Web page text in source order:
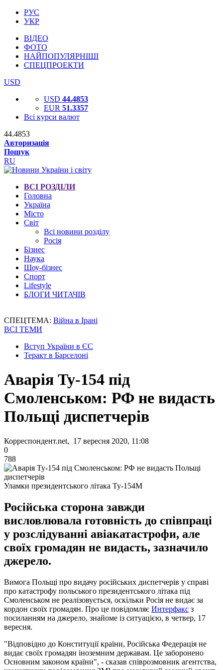
РУС
УКР
ВІДЕО
ФОТО
НАЙПОПУЛЯРНІШІ
СПЕЦПРОЕКТИ
USD
USD 44.4853
EUR 51.3357
Всі курси валют
44.4853
Авторизація
Пошук
RU
ВСІ РОЗДІЛИ
Головна
Україна
Місто
Світ
Всі новини розділу
Росія
Бізнес
Наука
Шоу-бізнес
Спорт
Lifestyle
БЛОГИ ЧИТАЧІВ
СПЕЦТЕМА: Війна в Ірані
ВСІ ТЕМИ
Вступ України в ЄС
Теракт в Барселоні
Аварія Ту-154 під
Смоленськом: РФ не видасть
Польщі диспетчерів
Корреспондент.net, 17 вересня 2020, 11:08
0
788
Уламки президентського літака Ту-154М
Російська сторона завжди
висловлювала готовність до співпраці
у розслідуванні авіакатастрофи, але
своїх громадян не видасть, зазначило
джерело.
Вимога Польщі про видачу російських диспетчерів у справі
про катастрофу польського президентського літака під
Смоленськом не реалізовується, оскільки Росія не видає за
кордон своїх громадян. Про це повідомляє Интерфакс з
посиланням на джерело, знайоме із ситуацією, в четвер, 17
вересня.
"Відповідно до Конституції країни, Російська Федерація не
видає своїх громадян іноземним державам. Це заборонено
Основним законом країни", - сказав співрозмовник агентства,